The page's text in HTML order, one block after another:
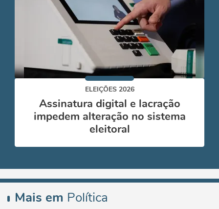
ELEIÇÕES 2026
Assinatura digital e lacração
impedem alteração no sistema
eleitoral
Mais em Política